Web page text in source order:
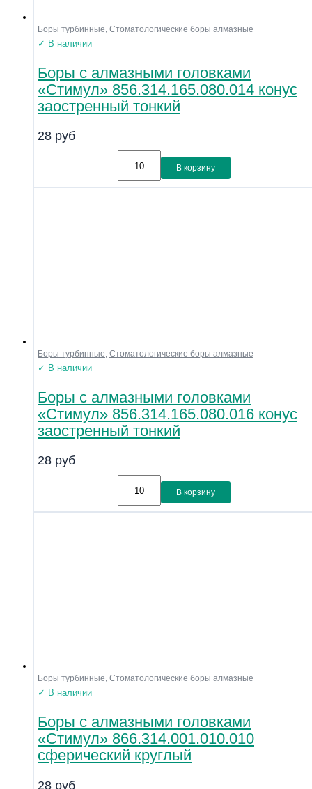
Боры турбинные Стоматологические боры алмазные
✓ В наличии
Боры с алмазными головками
«Стимул» 856.314.165.080.014 конус
заостренный тонкий
28 руб
В корзину
Боры турбинные, Стоматологические боры алмазные
✓ В наличии
Боры с алмазными головками
«Стимул» 856.314.165.080.016 конус
заостренный тонкий
28 руб
В корзину
Боры турбинные, Стоматологические боры алмазные
✓ В наличии
Боры с алмазными головками
«Стимул» 866.314.001.010.010
сферический круглый
28 руб